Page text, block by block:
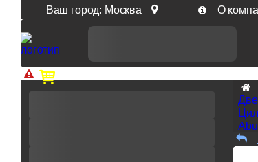
Ваш город: Москва О
Доп. скидка от цен на сайте 7% при